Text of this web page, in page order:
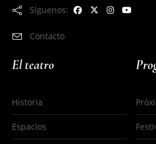
Síguenos:
Contacto
El teatro
Historia
Espacios